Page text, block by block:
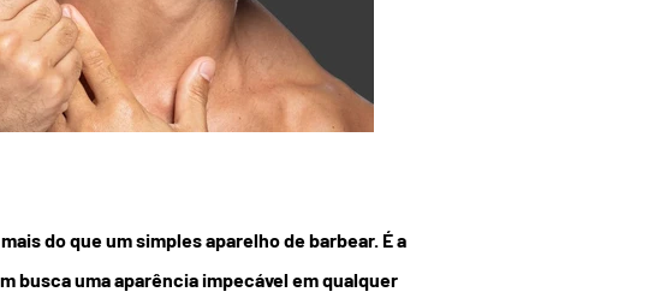
do que um simples aparelho de barbear. É a
busca uma aparência impecável em qualquer